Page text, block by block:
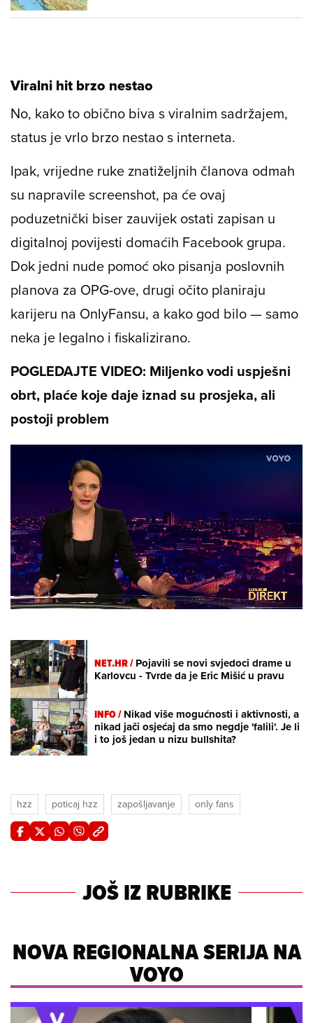
Viralni hit brzo nestao
No, kako to obično biva s viralnim sadržajem,
status je vrlo brzo nestao s interneta.
Ipak, vrijedne ruke znatiželjnih članova odmah
su napravile screenshot, pa će ovaj
poduzetnički biser zauvijek ostati zapisan u
digitalnoj povijesti domaćih Facebook grupa.
Dok jedni nude pomoć oko pisanja poslovnih
planova za OPG-ove, drugi očito planiraju
karijeru na OnlyFansu, a kako god bilo — samo
neka je legalno i fiskalizirano.
POGLEDAJTE VIDEO: Miljenko vodi uspješni
obrt, plaće koje daje iznad su prosjeka, ali
postoji problem
Unmute /
Loaded:
8.93%
NET.HR /Pojavili se novi svjedoci drame u
Karlovcu - Tvrde da je Eric Mišić u pravu
INFO /Nikad više mogućnosti i aktivnosti, a
nikad jači osjećaj da smo negdje 'falili'. Je li
i to još jedan u nizu bullshita?
hzz poticaj hzz zapošljavanje only fans
JOŠ IZ RUBRIKE
NOVA REGIONALNA SERIJA NA
VOYO